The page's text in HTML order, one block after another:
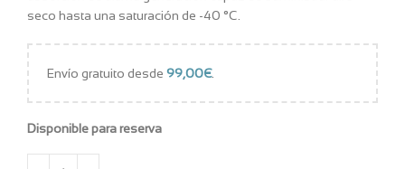
seco hasta una saturación de -40 °C.
Envío gratuito desde 99,00€.
Disponible para reserva